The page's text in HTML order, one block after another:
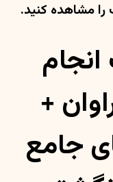
مشاهده کنید.
+
جامع